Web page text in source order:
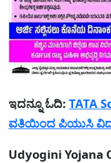
ಇದನ್ನೂ ಓದಿ: TATA
ವತಿಯಿಂದ ಪಿಯುಸಿ
Udyogini Yojana